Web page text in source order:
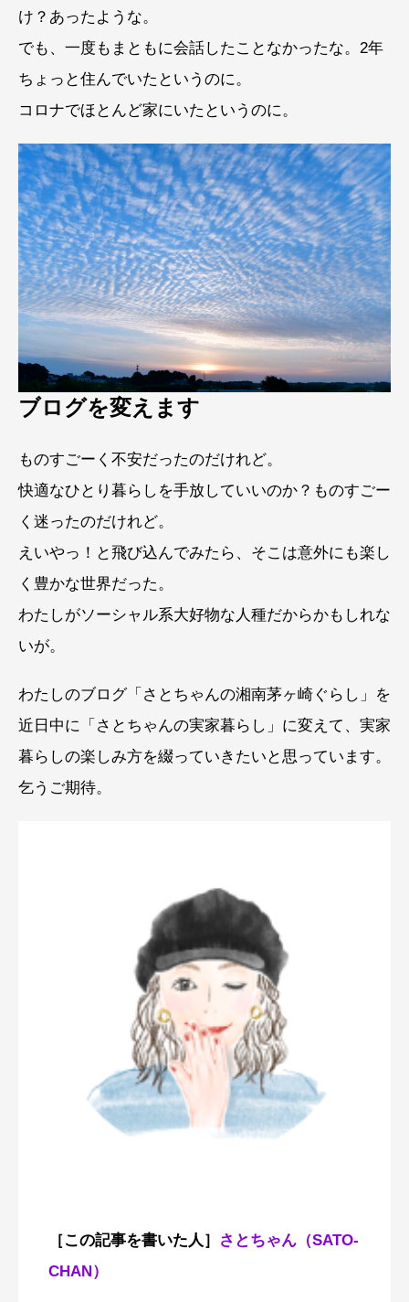
け？あったような。
でも、一度もまともに会話したことなかったな。2年
ちょっと住んでいたというのに。
コロナでほとんど家にいたというのに。
ブログを変えます
ものすごーく不安だったのだけれど。
快適なひとり暮らしを手放していいのか？ものすごー
く迷ったのだけれど。
えいやっ！と飛び込んでみたら、そこは意外にも楽し
く豊かな世界だった。
わたしがソーシャル系大好物な人種だからかもしれな
いが。
わたしのブログ「さとちゃんの湘南茅ヶ崎ぐらし」を
近日中に「さとちゃんの実家暮らし」に変えて、実家
暮らしの楽しみ方を綴っていきたいと思っています。
乞うご期待。
［この記事を書いた人］
さとちゃん（SATO-
CHAN）